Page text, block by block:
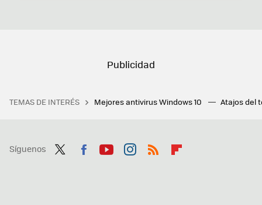
TEMAS DE INTERÉS Mejores antivirus Windows 10 Atajos del
Síguenos